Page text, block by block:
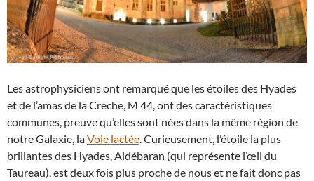
Les astrophysiciens ont remarqué que les étoiles des Hyades
et de l’amas de la Crèche, M 44, ont des caractéristiques
communes, preuve qu’elles sont nées dans la même région de
notre Galaxie, laVoie lactée. Curieusement, l’étoile la plus
brillantes des Hyades, Aldébaran (qui représente l’œil du
Taureau), est deux fois plus proche de nous et ne fait donc pas